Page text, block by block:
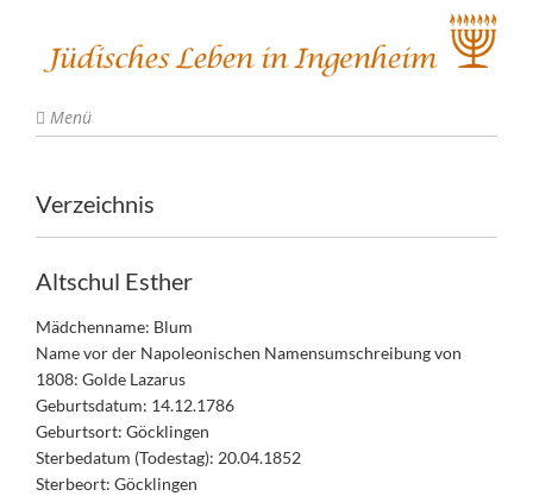
Menü
Verzeichnis
Altschul Esther
Mädchenname: Blum
Name vor der Napoleonischen Namensumschreibung von
1808: Golde Lazarus
Geburtsdatum: 14.12.1786
Geburtsort: Göcklingen
Sterbedatum (Todestag): 20.04.1852
Sterbeort: Göcklingen